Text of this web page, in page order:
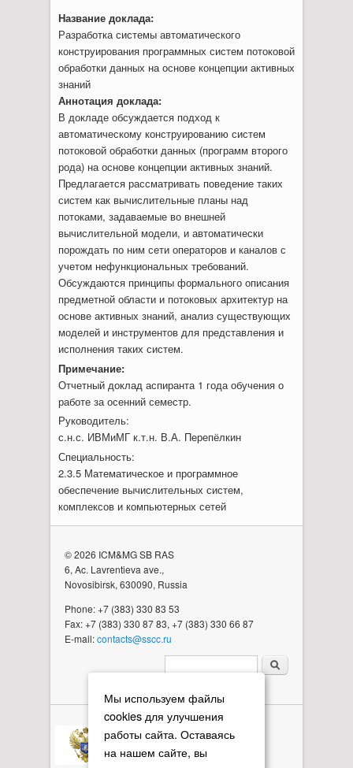
Название доклада:
Разработка системы автоматического
конструирования программных систем потоковой
обработки данных на основе концепции активных
знаний
Аннотация доклада:
В докладе обсуждается подход к
автоматическому конструированию систем
потоковой обработки данных (программ второго
рода) на основе концепции активных знаний.
Предлагается рассматривать поведение таких
систем как вычислительные планы над
потоками, задаваемые во внешней
вычислительной модели, и автоматически
порождать по ним сети операторов и каналов с
учетом нефункциональных требований.
Обсуждаются принципы формального описания
предметной области и потоковых архитектур на
основе активных знаний, анализ существующих
моделей и инструментов для представления и
исполнения таких систем.
Примечание:
Отчетный доклад аспиранта 1 года обучения о
работе за осенний семестр.
Руководитель:
с.н.с. ИВМиМГ к.т.н. В.А. Перепёлкин
Специальность:
2.3.5 Математическое и программное
обеспечение вычислительных систем,
комплексов и компьютерных сетей
Мы используем файлы
cookies для улучшения
работы сайта. Оставаясь
на нашем сайте, вы
© 2026 ICM&MG SB RAS
6, Ac. Lavrentieva ave.,
Novosibirsk, 630090, Russia
Phone: +7 (383) 330 83 53
Fax: +7 (383) 330 87 83, +7 (383) 330 66 87
E-mail:contacts@sscc.ru
Search form